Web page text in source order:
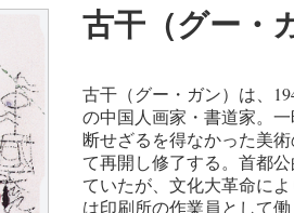
古干（グー・
古干（グー・ガン）は、
の中国人画家・書道家。
断せざるを得なかった美
て再開し修了する。首都
ていたが、文化大革命に
は印刷所の作業員として